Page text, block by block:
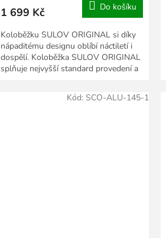
1 699 Kč Do košíku
Koloběžku SULOV ORIGINAL si díky
nápaditému designu oblíbí náctiletí i
dospělí. Koloběžka SULOV ORIGINAL
splňuje nejvyšší standard provedení a
Kód: SCO-ALU-145-1